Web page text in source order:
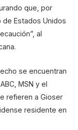
que, por
Estados Unidos
al
se encuentran
MSN y el
refieren a Gioser
residente en